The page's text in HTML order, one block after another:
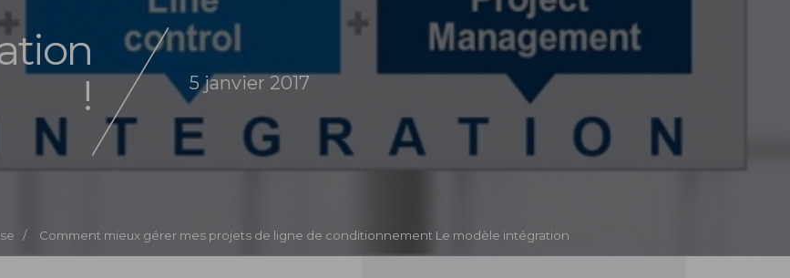
/ Comment mieux gérer mes projets de ligne de conditionnement Le modèle intégration
!
5 janvier 2017